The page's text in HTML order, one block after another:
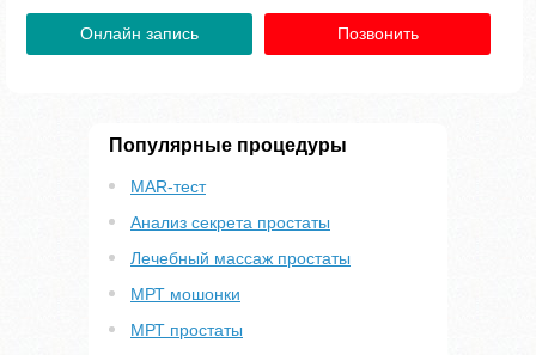
Онлайн запись Позвонить
Популярные процедуры
MAR-тест
Анализ секрета простаты
Лечебный массаж простаты
МРТ мошонки
МРТ простаты